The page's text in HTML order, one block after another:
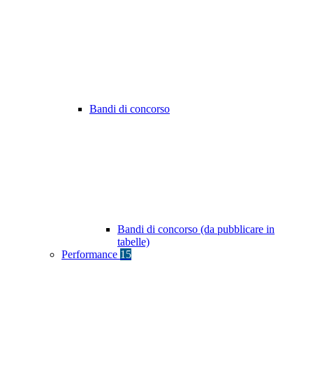
Bandi di concorso
Bandi di concorso (da pubblicare in
tabelle)
Performance 15